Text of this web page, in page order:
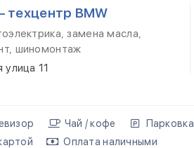
техцентр BMW
замена масла,
шиномонтаж
улица 11
Чай / кофе
Парковка
Оплата наличными